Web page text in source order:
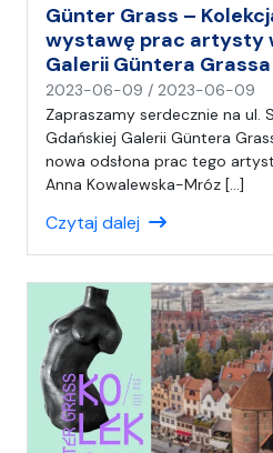
Günter Grass –
wystawę prac artysty
Galerii Güntera Grassa
2023-06-09 / 2023-06-09
a
p
i
(
)
A
n
i
Zapraszamy serdecznie na ul.
Gdańskiej Galerii Güntera
nowa odsłona prac tego
Anna Kowalewska-Mróz […]
Czytaj dalej